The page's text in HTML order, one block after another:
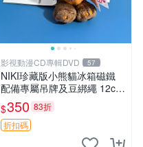
影視動漫CD專輯DVD 57
NIKI珍藏版小熊貓冰箱磁鐵
配備專屬吊牌及豆綁繩 12cm
廢品嚴選 好評推薦 小熊貓冰
箱貼 磁鐵掛件 冰箱飾品
$350 83折
折扣碼